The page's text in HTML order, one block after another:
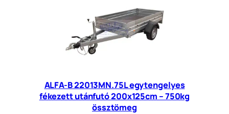
ALFA-B 22013MN.75L egytengelyes
fékezett utánfutó 200x125cm – 750kg
össztömeg